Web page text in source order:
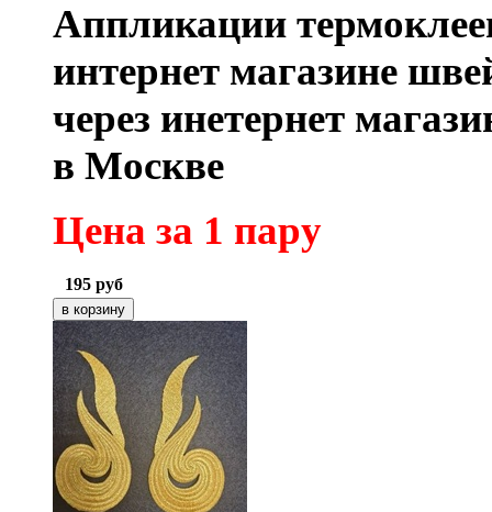
Аппликации
интернет магазине
через инетернет
в Москве
Цена за 1 пару
195 руб